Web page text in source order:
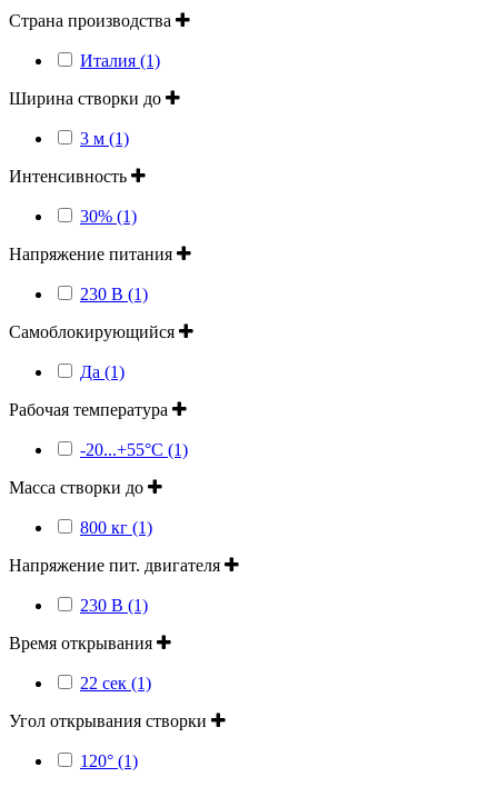
Страна производства
Италия (1)
Ширина створки до
3 м (1)
Интенсивность
30% (1)
Напряжение питания
230 В (1)
Самоблокирующийся
Да (1)
Рабочая температура
-20...+55°C (1)
Масса створки до
800 кг (1)
Напряжение пит. двигателя
230 В (1)
Время открывания
22 сек (1)
Угол открывания створки
120° (1)